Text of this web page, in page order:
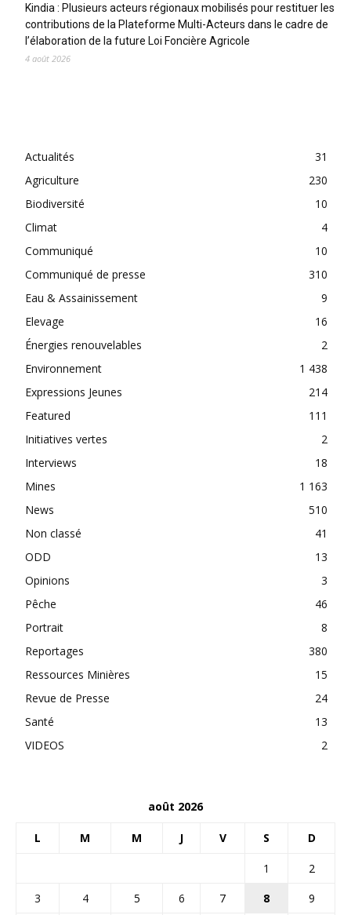
Kindia : Plusieurs acteurs régionaux mobilisés pour restituer les
contributions de la Plateforme Multi-Acteurs dans le cadre de
l’élaboration de la future Loi Foncière Agricole
4 août 2026
Actualités
31
Agriculture
230
Biodiversité
10
Climat
4
Communiqué
10
Communiqué de presse
310
Eau & Assainissement
9
Elevage
16
Énergies renouvelables
2
Environnement
1 438
Expressions Jeunes
214
Featured
111
Initiatives vertes
2
Interviews
18
Mines
1 163
News
510
Non classé
41
ODD
13
Opinions
3
Pêche
46
Portrait
8
Reportages
380
Ressources Minières
15
Revue de Presse
24
Santé
13
VIDEOS
2
août 2026
L M M J V S D
1
2
3
4 5 6 7 8 9